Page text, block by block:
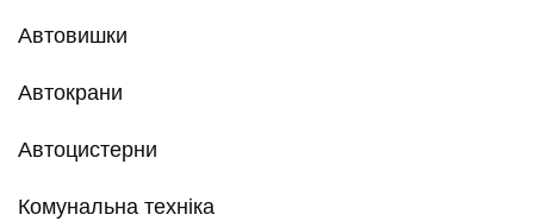
Автовишки
Автокрани
Автоцистерни
Комунальна техніка